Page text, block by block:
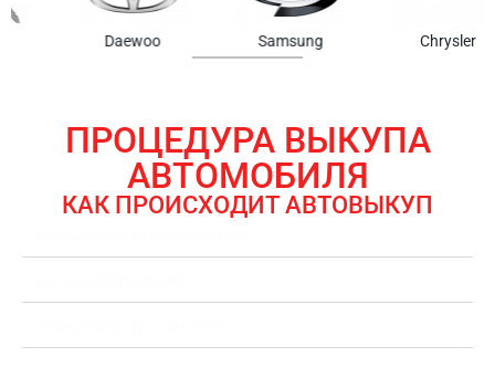
Samsung Chrysler Gmc
ПРОЦЕДУРА ВЫКУПА
АВТОМОБИЛЯ
КАК ПРОИСХОДИТ АВТОВЫКУП